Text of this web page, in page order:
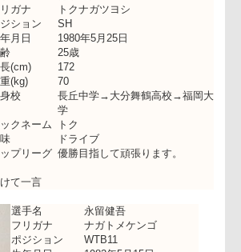
向けて一言
選手名
徳永 剛
フリガナ
ポジション
生年月日
1980年5月25日
身長(cm)
体重(kg)
70
出身校
長丘中学→大分舞鶴高校→福岡
ニックネーム
趣味
ドライブ
トップリーグ
へ
優勝目指して頑張ります。